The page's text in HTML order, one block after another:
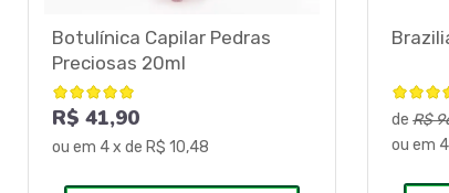
Botulínica Capilar Pedras
Preciosas 20ml
R$ 41,90
ou em 4x de R$ 10,48
de R$
ou em 4